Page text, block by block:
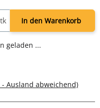
In den Warenkorb
geladen ...
- Ausland abweichend)